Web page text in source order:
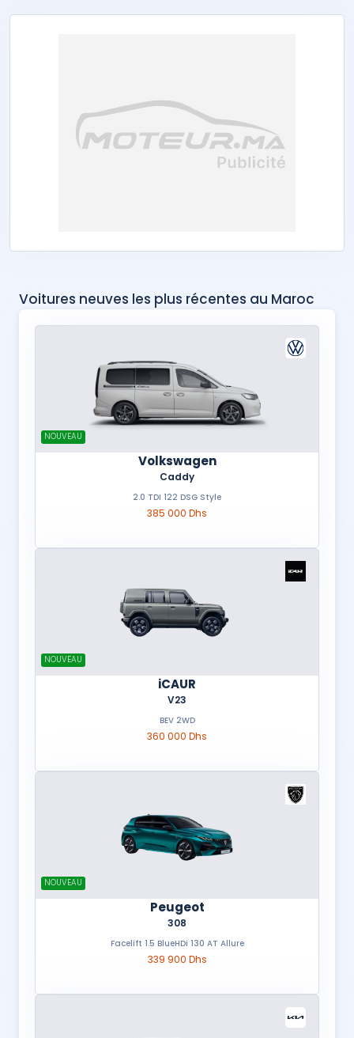
Voitures neuves les plus récentes au Maroc
NOUVEAU
Volkswagen
Caddy
2.0 TDI 122 DSG Style
385 000 Dhs
NOUVEAU
iCAUR
V23
BEV 2WD
360 000 Dhs
NOUVEAU
Peugeot
308
Facelift 1.5 BlueHDi 130 AT Allure
339 900 Dhs